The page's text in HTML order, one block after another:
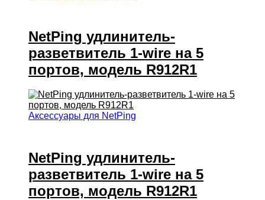
NetPing удлинитель-
разветвитель 1-wire на 5
портов, модель R912R1
Аксессуары для NetPing
NetPing удлинитель-
разветвитель 1-wire на 5
портов, модель R912R1